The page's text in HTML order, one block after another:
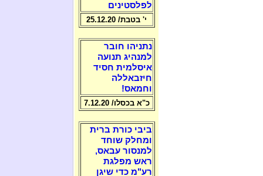
לפלסטינים
י' בטבת/ 25.12.20
נתניהו חובר
למנהיג תנועה
איסלמית חסיד
חיזבאללה
וחמאס!
כ"א בכסלו/ 7.12.20
ביבי כורת ברית
ומחלק שוחד
למנסור עבאס,
ראש מפלגת
רע"מ כדי שיגן